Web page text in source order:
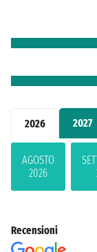
2026 2027
AGOSTO
2026
Recensioni